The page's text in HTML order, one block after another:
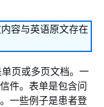
容与英语原文存在
页或多页文档。一
件。表单是包含问
一些例子是患者登